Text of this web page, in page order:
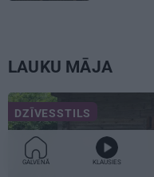
LAUKU MĀJA
DZĪVESSTILS
GALVENĀ KLAUSIES